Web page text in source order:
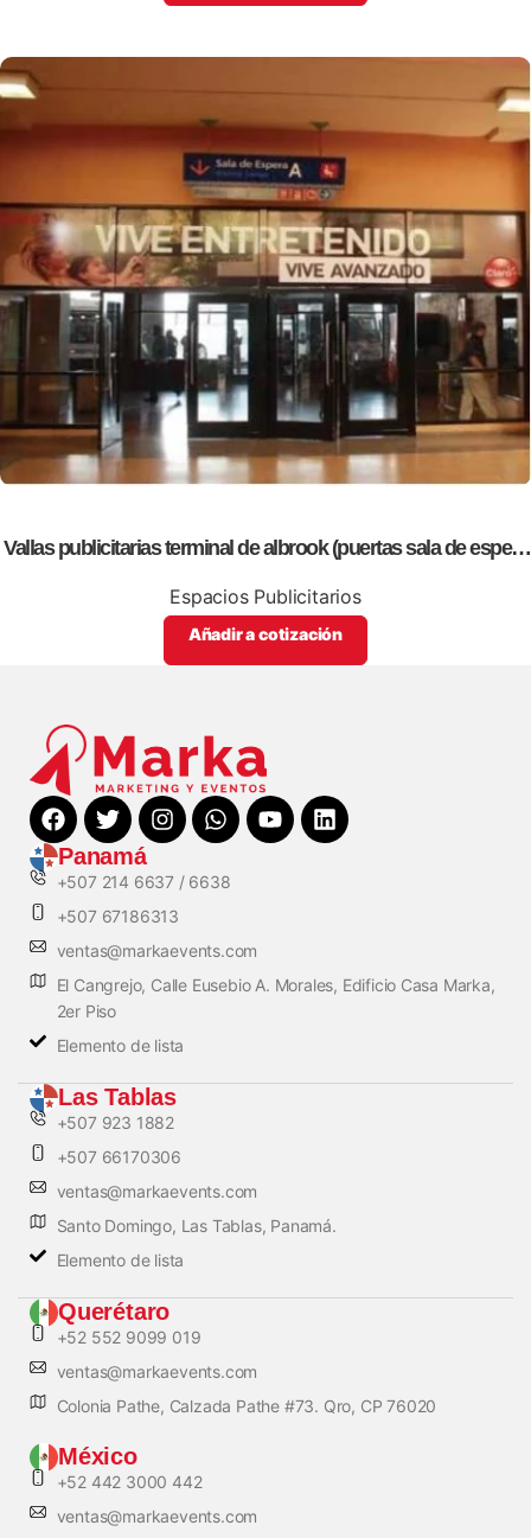
Vallas publicitarias terminal de albrook (puertas sala de espera
Espacios Publicitarios
Añadir a cotización
Panamá
+507 214 6637 / 6638
+507 67186313
ventas@markaevents.com
El Cangrejo, Calle Eusebio A. Morales, Edificio Casa Marka,
2er Piso
Elemento de lista
Las Tablas
+507 923 1882
+507 66170306
ventas@markaevents.com
Santo Domingo, Las Tablas, Panamá.
Elemento de lista
Querétaro
+52 552 9099 019
ventas@markaevents.com
Colonia Pathe, Calzada Pathe #73. Qro, CP 76020
México
+52 442 3000 442
ventas@markaevents.com